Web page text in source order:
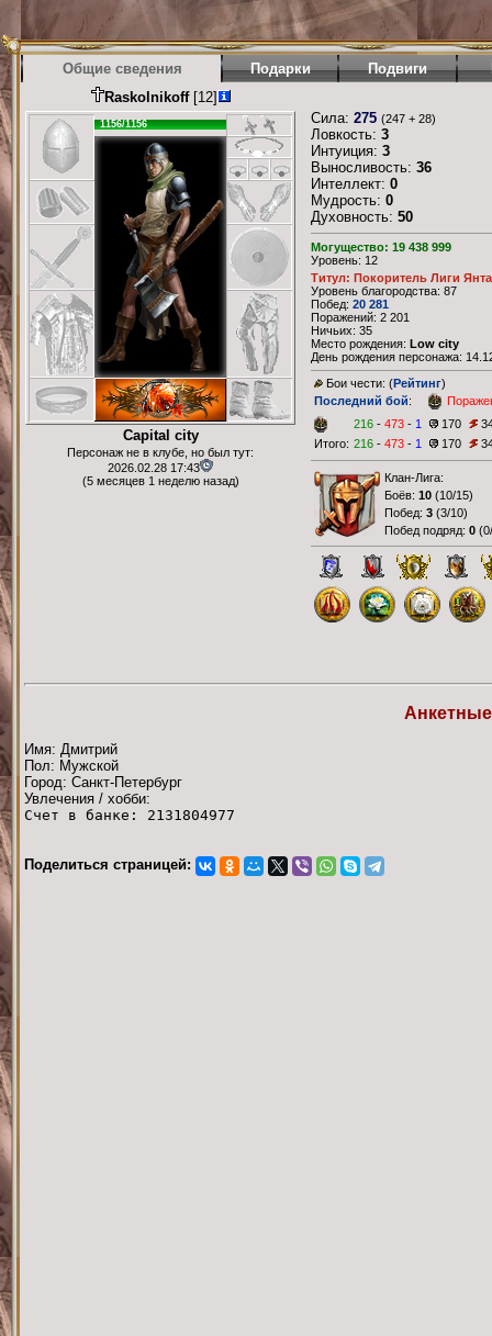
Общие сведения Подарки Подвиги
Raskolnikoff[12]
1156/1156
Capital city
Персонаж не в клубе, но был тут:
2026.02.28 17:43
(5 месяцев 1 неделю назад)
Сила: 275 (247 + 28)
Ловкость: 3
Интуиция: 3
Выносливость: 36
Интеллект: 0
Мудрость: 0
Духовность: 50
Могущество: 19 438 999
Уровень: 12
Титул: Покоритель Лиги
Уровень благородства: 87
Побед: 20 281
Поражений: 2 201
Ничьих: 35
Место рождения: Low city
День рождения персонажа:
Бои чести: (Рейтинг)
Последний бой:
216 - 473 - 1 170
Итого: 216 - 473 - 1 170
Клан-Лига:
Боёв: 10 (10/15)
Побед: 3 (3/10)
Побед подряд: 0 (
Имя: Дмитрий
Пол: Мужской
Город: Санкт-Петербург
Увлечения / хобби:
Счет в банке: 2131804977
Поделиться страницей: